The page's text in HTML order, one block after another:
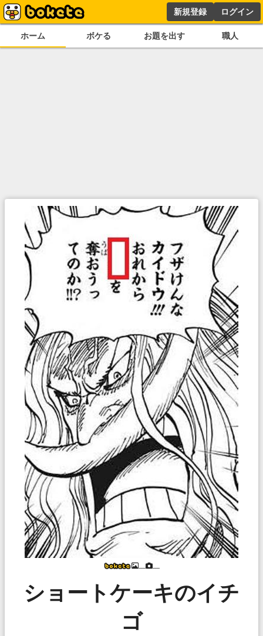
新規登録 ログイン
ホーム ボケる お題を出す 職人
ショートケーキのイチ
ゴ